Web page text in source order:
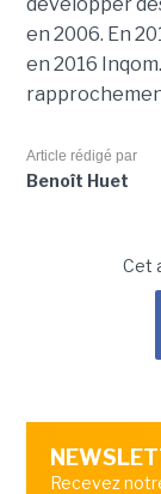
en 2006. En
en 2016
Article rédigé par
Benoît Huet
Cet
Recevez